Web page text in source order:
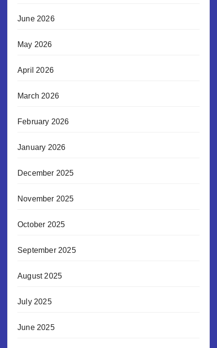
June 2026
May 2026
April 2026
March 2026
February 2026
January 2026
December 2025
November 2025
October 2025
September 2025
August 2025
July 2025
June 2025